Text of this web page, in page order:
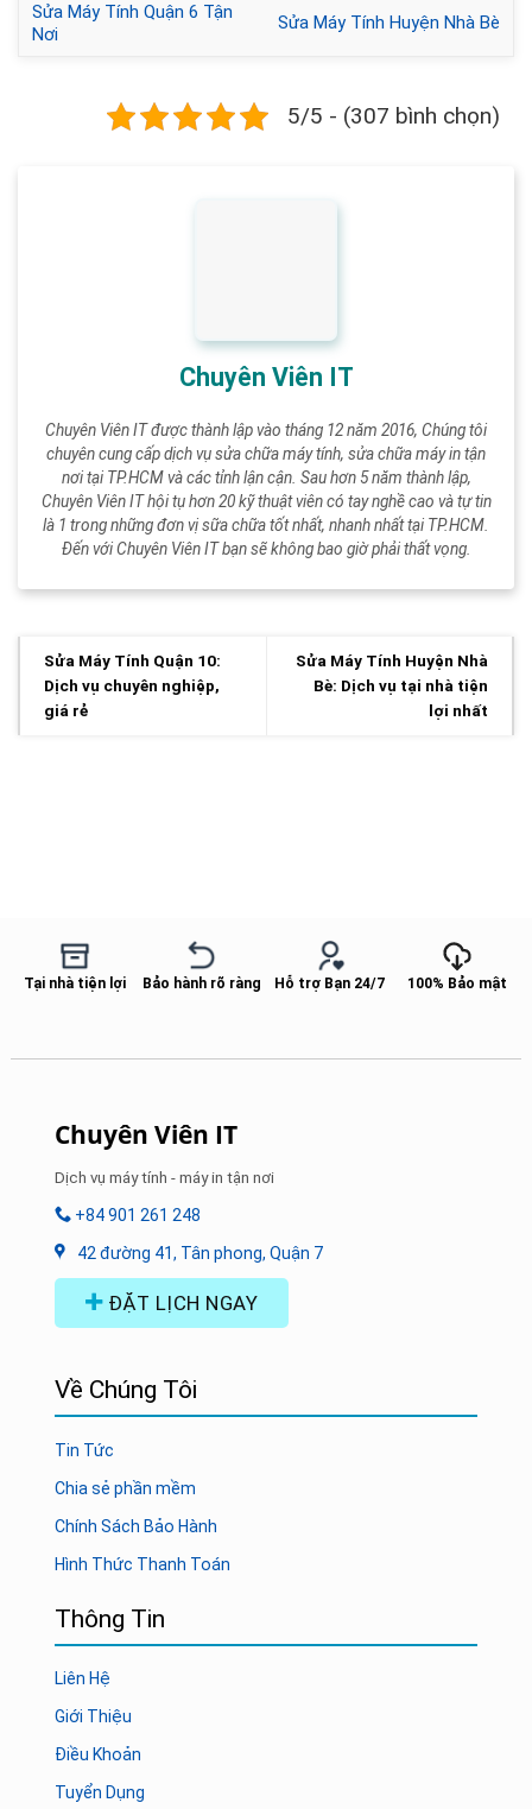
Sửa Máy Tính Quận 6 Tận
Nơi
Sửa Máy Tính Huyện Nhà Bè
5/5 - (307 bình chọn)
Chuyên Viên IT
Chuyên Viên IT được thành lập vào tháng 12 năm 2016, Chúng tôi
chuyên cung cấp dịch vụ sửa chữa máy tính, sửa chữa máy in tận
nơi tại TP.HCM và các tỉnh lận cận. Sau hơn 5 năm thành lập,
Chuyên Viên IT hội tụ hơn 20 kỹ thuật viên có tay nghề cao và tự tin
là 1 trong những đơn vị sữa chữa tốt nhất, nhanh nhất tại TP.HCM.
Đến với Chuyên Viên IT bạn sẽ không bao giờ phải thất vọng.
Sửa Máy Tính Quận 10:
Dịch vụ chuyên nghiệp,
giá rẻ
Sửa Máy Tính Huyện Nhà
Bè: Dịch vụ tại nhà tiện
lợi nhất
Tại nhà tiện lợi Bảo hành rõ ràng Hỗ trợ Bạn 24/7 100% Bảo mật
Chuyên Viên IT
Dịch vụ máy tính - máy in tận nơi
+84 901 261 248
42 đường 41, Tân phong, Quận 7
ĐẶT LỊCH NGAY
Về Chúng Tôi
Tin Tức
Chia sẻ phần mềm
Chính Sách Bảo Hành
Hình Thức Thanh Toán
Thông Tin
Liên Hệ
Giới Thiệu
Điều Khoản
Tuyển Dụng